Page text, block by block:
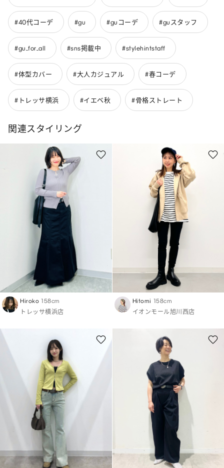
#40代コーデ #gu #guコーデ #guスタッフ
#gu_for_all #sns掲載中 #stylehintstaff
#体型カバー #大人カジュアル #春コーデ
#トレッサ横浜 #イエベ秋 #骨格ストレート
関連スタイリング
Hiroko 158cm
トレッサ横浜店
Hitomi 158cm
イオンモール旭川西店